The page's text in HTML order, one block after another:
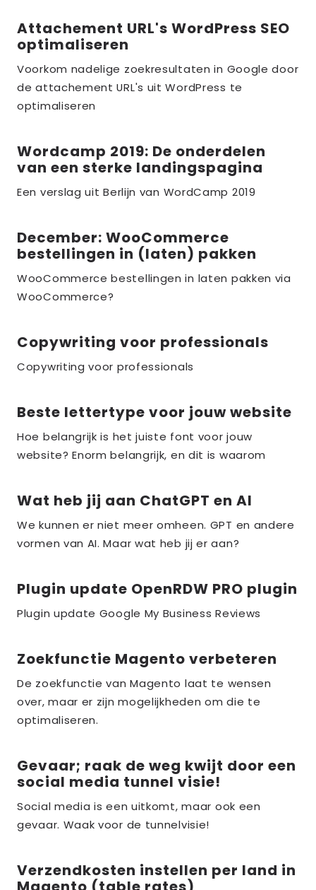
Lees
meer
over
the_title;
Attachement URL's WordPress SEO
optimaliseren
Voorkom nadelige zoekresultaten in Google door
de attachement URL's uit WordPress te
optimaliseren
Lees
meer
over
Wordcamp 2019: De onderdelen
van een sterke landingspagina
Een verslag uit Berlijn van WordCamp 2019
Lees
meer
over
the_title;
December: WooCommerce
bestellingen in (laten) pakken
WooCommerce bestellingen in laten pakken via
WooCommerce?
Lees
meer
Copywriting voor professionals
Copywriting voor professionals
Lees
meer
over
Beste lettertype voor jouw website
Hoe belangrijk is het juiste font voor jouw
website? Enorm belangrijk, en dit is waarom
Lees
meer
over
Wat heb jij aan ChatGPT en AI
We kunnen er niet meer omheen. GPT en andere
vormen van AI. Maar wat heb jij er aan?
Lees
meer
the_title;
Plugin update OpenRDW PRO plugin
Plugin update Google My Business Reviews
Lees
meer
over
the_title;
Zoekfunctie Magento verbeteren
De zoekfunctie van Magento laat te wensen
over, maar er zijn mogelijkheden om die te
optimaliseren.
Lees
meer
over
the_title;
Gevaar; raak de weg kwijt door een
social media tunnel visie!
Social media is een uitkomt, maar ook een
gevaar. Waak voor de tunnelvisie!
Lees
Verzendkosten instellen per land in